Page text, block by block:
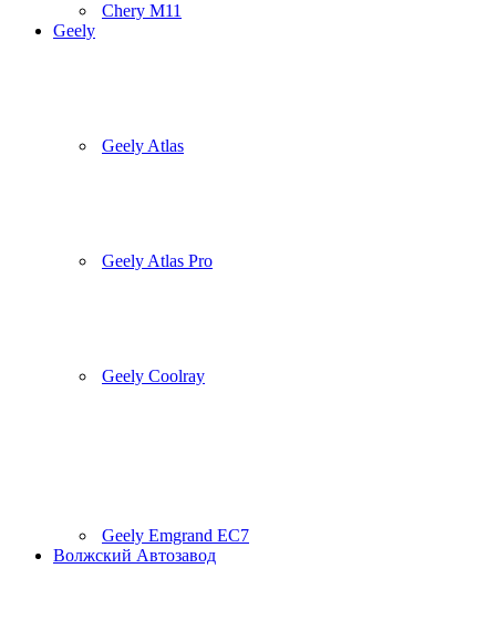
Chery M11
Geely
Geely Atlas
Geely Atlas Pro
Geely Coolray
Geely Emgrand EC7
Волжский Автозавод